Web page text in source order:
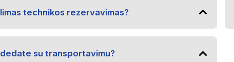
technikos rezervavimas?
su transportavimu?